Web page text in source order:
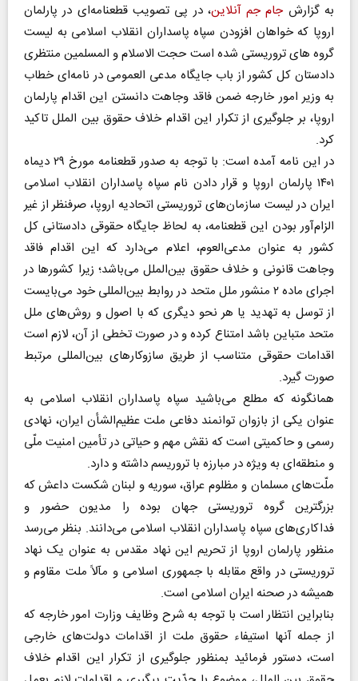
به گزارشجام جم آنلاین، در پی تصویب قطعنامه‌ای در پارلمان
اروپا که خواهان افزودن سپاه پاسداران انقلاب اسلامی به لیست
گروه‌ های تروریستی شده است حجت الاسلام و المسلمین منتظری
دادستان کل کشور از باب جایگاه مدعی العمومی در نامه‌ای خطاب
به وزیر امور خارجه ضمن فاقد وجاهت دانستن این اقدام پارلمان
اروپا، بر جلوگیری از تکرار این اقدام خلاف حقوق بین الملل تاکید
کرد.
در این نامه آمده است: با توجه به صدور قطعنامه مورخ ۲۹ دیماه
۱۴۰۱ پارلمان اروپا و قرار دادن نام سپاه پاسداران انقلاب اسلامی
ایران در لیست سازمان‌های تروریستی اتحادیه اروپا، صرفنظر از غیر
الزام‌آور بودن این قطعنامه، به لحاظ جایگاه حقوقی دادستانی کل
کشور به عنوان مدعی‌العوم، اعلام می‌دارد که این اقدام فاقد
وجاهت قانونی و خلاف حقوق بین‌الملل می‌باشد؛ زیرا کشورها در
اجرای ماده ۲ منشور ملل متحد در روابط بین‌المللی خود می‌بایست
از توسل به تهدید یا هر نحو دیگری که با اصول و روش‌های ملل
متحد متباین باشد امتناع کرده و در صورت تخطی از آن، لازم است
اقدامات حقوقی متناسب از طریق سازوکارهای بین‌المللی مرتبط
صورت گیرد.
همانگونه که مطلع می‌باشید سپاه پاسداران انقلاب اسلامی به
عنوان یکی از بازوان توانمند دفاعی ملت عظیم‌الشأن ایران، نهادی
رسمی و حاکمیتی است که نقش مهم و حیاتی در تأمین امنیت ملّی
و منطقه‌ای به ویژه در مبارزه با تروریسم داشته و دارد.
ملّت‌های مسلمان و مظلوم عراق، سوریه و لبنان شکست داعش که
بزرگترین گروه تروریستی جهان بوده را مدیون حضور و
فداکاری‌های سپاه پاسداران انقلاب اسلامی می‌دانند. بنظر می‌رسد
منظور پارلمان اروپا از تحریم این نهاد مقدس به عنوان یک نهاد
تروریستی در واقع مقابله با جمهوری اسلامی و مآلاً ملت مقاوم و
همیشه در صحنه ایران اسلامی است.
بنابراین انتظار است با توجه به شرح وظایف وزارت امور خارجه که
از جمله آنها استیفاء حقوق ملت از اقدامات دولت‌های خارجی
است، دستور فرمائید بمنظور جلوگیری از تکرار این اقدام خلاف